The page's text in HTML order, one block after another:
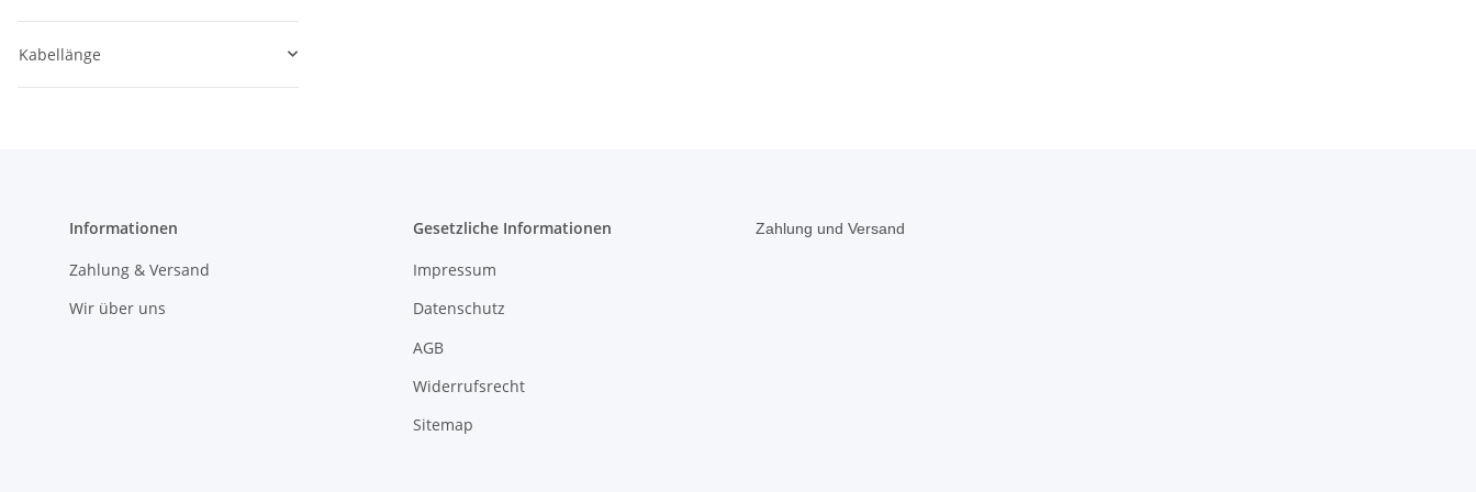
Kabellänge
Informationen
Zahlung & Versand
Wir über uns
Gesetzliche Informationen
Impressum
Datenschutz
AGB
Widerrufsrecht
Sitemap
Zahlung und Versand